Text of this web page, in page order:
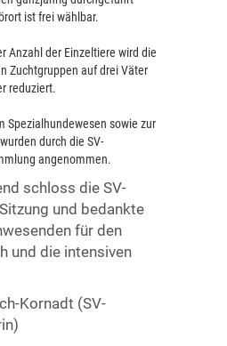
ist frei wählbar.
Anzahl der Einzeltiere wird die
Zuchtgruppen auf drei Väter
reduziert.
Spezialhundewesen sowie zur
durch die SV-
angenommen.
schloss die SV-
und bedankte
für den
und die intensiven
Kornadt (SV-